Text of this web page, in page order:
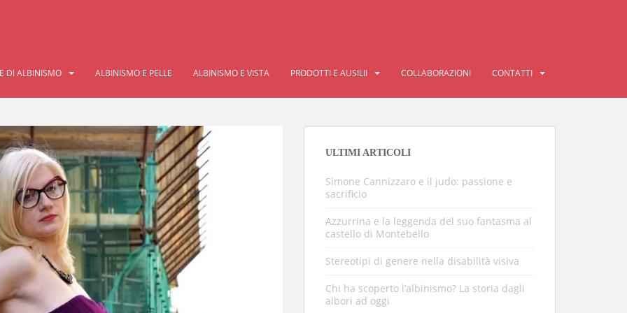
DI ALBINISMO ALBINISMO E PELLE ALBINISMO E VISTA PRODOTTI E AUSILII COLLABORAZIONI CONTATTI
ULTIMI ARTICOLI
Simone Cannizzaro e il judo: passione e
sacrificio
Azzurrina e la leggenda del suo fantasma al
castello di Montebello
Stereotipi di genere nella disabilità visiva
Chi ha scoperto l’albinismo? La storia dagli
albori ad oggi